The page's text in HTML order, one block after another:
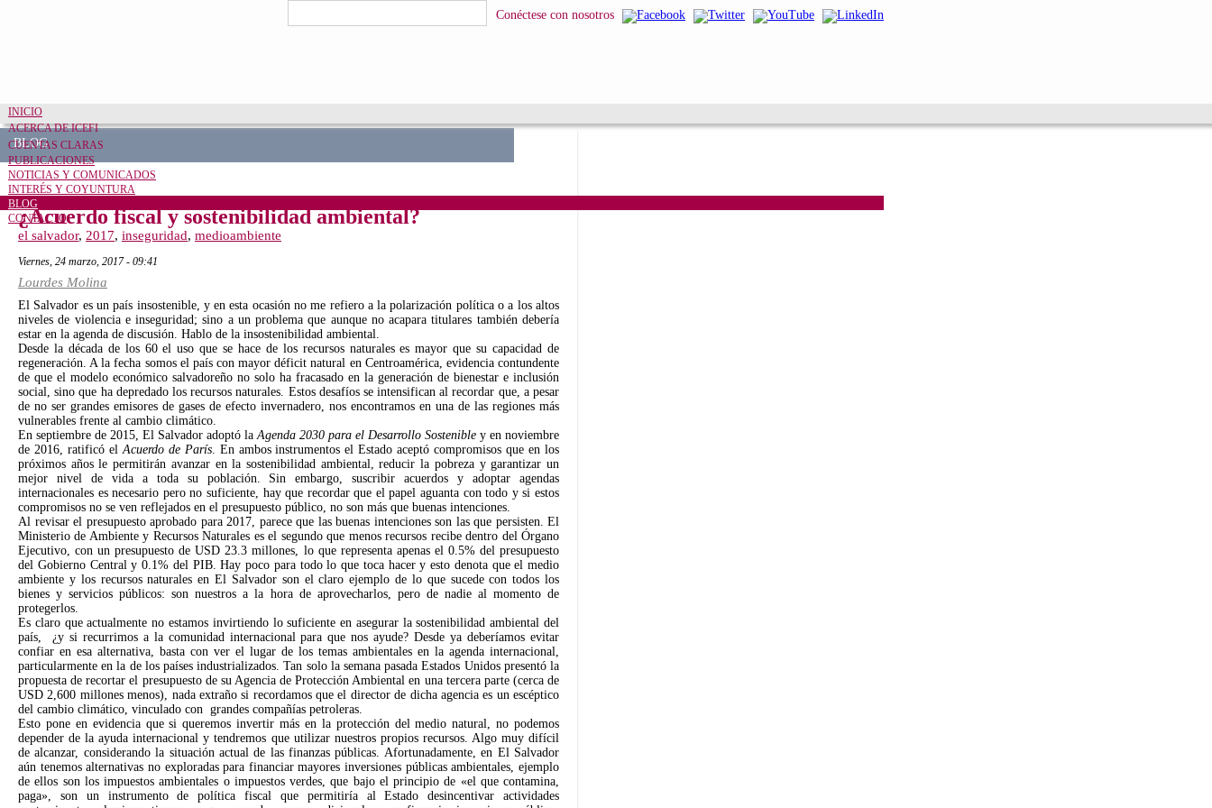
Conéctese con nosotros
INICIO
ACERCA DE ICEFI
CUENTAS CLARAS
PUBLICACIONES
NOTICIAS Y COMUNICADOS
INTERÉS Y COYUNTURA
BLOG
CONTACTO
BLOG
¿Acuerdo fiscal y sostenibilidad ambiental?
el salvador, 2017, inseguridad, medioambiente
viernes, 24 marzo, 2017 - 09:41
Lourdes Molina
Share on Facebook
Tweet Widget
Linkedin Share Button
El Salvador es un país insostenible, y en esta ocasión no me refiero a la polarización política o a los altos
niveles de violencia e inseguridad; sino a un problema que aunque no acapara titulares también debería
estar en la agenda de discusión. Hablo de la insostenibilidad ambiental.
Desde la década de los 60 el uso que se hace de los recursos naturales es mayor que su capacidad de
regeneración. A la fecha somos el país con mayor déficit natural en Centroamérica, evidencia contundente
de que el modelo económico salvadoreño no solo ha fracasado en la generación de bienestar e inclusión
social, sino que ha depredado los recursos naturales. Estos desafíos se intensifican al recordar que, a pesar
de no ser grandes emisores de gases de efecto invernadero, nos encontramos en una de las regiones más
vulnerables frente al cambio climático.
En septiembre de 2015, El Salvador adoptó laAgenda 2030 para el Desarrollo Sostenible y en noviembre
de 2016, ratificó elAcuerdo de París. En ambos instrumentos el Estado aceptó compromisos que en los
próximos años le permitirán avanzar en la sostenibilidad ambiental, reducir la pobreza y garantizar un
mejor nivel de vida a toda su población. Sin embargo, suscribir acuerdos y adoptar agendas
internacionales es necesario pero no suficiente, hay que recordar que el papel aguanta con todo y si estos
compromisos no se ven reflejados en el presupuesto público, no son más que buenas intenciones.
Al revisar el presupuesto aprobado para 2017, parece que las buenas intenciones son las que persisten. El
Ministerio de Ambiente y Recursos Naturales es el segundo que menos recursos recibe dentro del Órgano
Ejecutivo, con un presupuesto de USD 23.3 millones, lo que representa apenas el 0.5% del presupuesto
del Gobierno Central y 0.1% del PIB. Hay poco para todo lo que toca hacer y esto denota que el medio
ambiente y los recursos naturales en El Salvador son el claro ejemplo de lo que sucede con todos los
bienes y servicios públicos: son nuestros a la hora de aprovecharlos, pero de nadie al momento de
protegerlos.
Es claro que actualmente no estamos invirtiendo lo suficiente en asegurar la sostenibilidad ambiental del
país, ¿y si recurrimos a la comunidad internacional para que nos ayude? Desde ya deberíamos evitar
confiar en esa alternativa, basta con ver el lugar de los temas ambientales en la agenda internacional,
particularmente en la de los países industrializados. Tan solo la semana pasada Estados Unidos presentó la
propuesta de recortar el presupuesto de su Agencia de Protección Ambiental en una tercera parte (cerca de
USD 2,600 millones menos), nada extraño si recordamos que el director de dicha agencia es un escéptico
del cambio climático, vinculado con grandes compañías petroleras.
Esto pone en evidencia que si queremos invertir más en la protección del medio natural, no podemos
depender de la ayuda internacional y tendremos que utilizar nuestros propios recursos. Algo muy difícil
de alcanzar, considerando la situación actual de las finanzas públicas. Afortunadamente, en El Salvador
aún tenemos alternativas no exploradas para financiar mayores inversiones públicas ambientales, ejemplo
de ellos son los impuestos ambientales o impuestos verdes, que bajo el principio de «el que contamina,
paga», son un instrumento de política fiscal que permitiría al Estado desincentivar actividades